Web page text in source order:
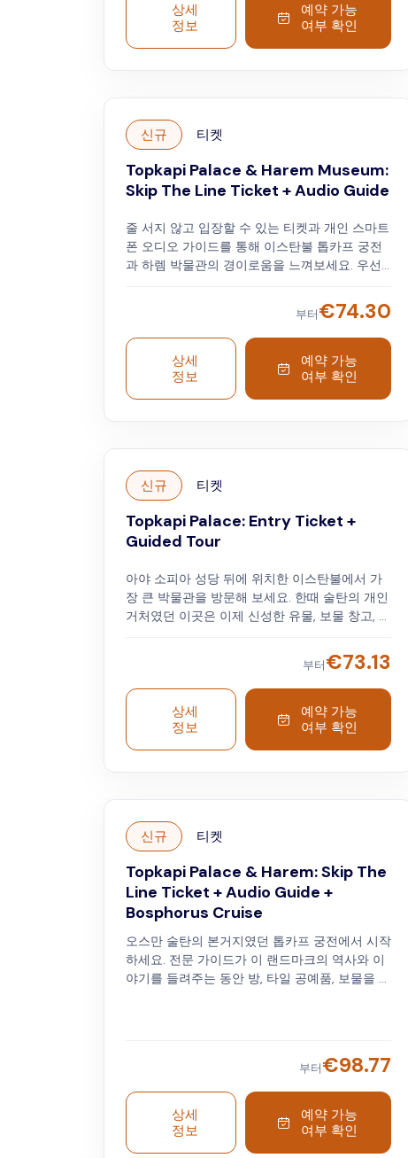
상세
정보
예약 가능
여부 확인
신규 티켓
Topkapi Palace & Harem Museum:
Skip The Line Ticket + Audio Guide
줄 서지 않고 입장할 수 있는 티켓과 개인 스마트
폰 오디오 가이드를 통해 이스탄불 톱카프 궁전
과 하렘 박물관의 경이로움을 느껴보세요. 우선
보세요. 오디오 가이드를 통해 알아볼 수 있습니
다. 왕실의 보석, 종교 유물, 도시와 보스포루스의
전망을 감상할 수 있습니다.
부터€74.30
상세
정보
예약 가능
여부 확인
신규 티켓
Topkapi Palace: Entry Ticket +
Guided Tour
아야 소피아 성당 뒤에 위치한 이스탄불에서 가
장 큰 박물관을 방문해 보세요. 한때 술탄의 개인
거처였던 이곳은 이제 신성한 유물, 보물 창고, 역
이스탄불의 역사와 문화를 만나보세요.
부터€73.13
상세
정보
예약 가능
여부 확인
신규 티켓
Topkapi Palace & Harem: Skip The
Line Ticket + Audio Guide +
Bosphorus Cruise
오스만 술탄의 본거지였던 톱카프 궁전에서 시작
하세요. 전문 가이드가 이 랜드마크의 역사와 이
야기를 들려주는 동안 방, 타일 공예품, 보물을 보
여행은 이스탄불의 유산과 아름다움을 완벽하게
볼 수 있습니다.
부터€98.77
상세
정보
예약 가능
여부 확인